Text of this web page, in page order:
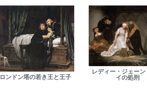
ロンドン塔の若き王と王子
レディー・ジェー
イの処刑